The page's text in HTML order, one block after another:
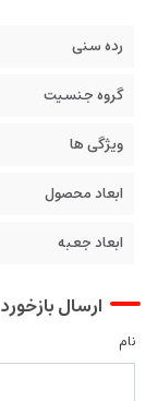
رده سنی
گروه جنسیت
ویژگی ها
ابعاد محصول
ابعاد جعبه
ارسال بازخورد
نام